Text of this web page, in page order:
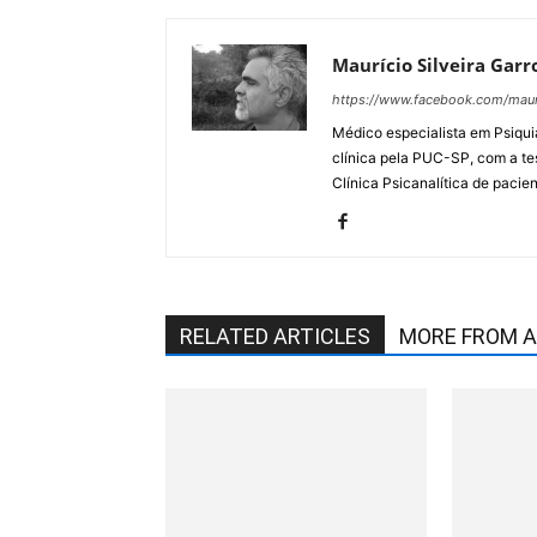
Maurício Silveira
https://www.facebook.com/
Médico especialista em
clínica pela PUC-SP, com a
Clínica Psicanalítica de
RELATED ARTICLES MORE FROM